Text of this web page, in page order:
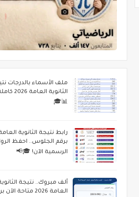
ملف الأسماء بالدرجات
📊🎓
برقم الجلوس.. احفظ
الرسمية الآن! 🎓📢
ألف مبروك.. نتيجة
العامة 2026 متاحة